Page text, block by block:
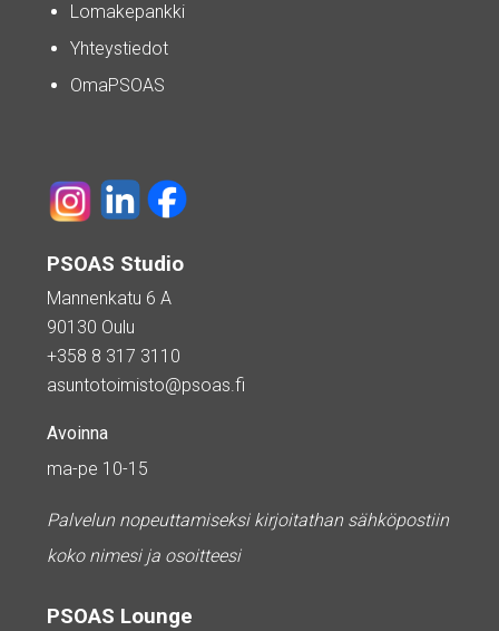
Lomakepankki
Yhteystiedot
OmaPSOAS
PSOAS Studio
Mannenkatu 6 A
90130 Oulu
+358 8 317 3110
asuntotoimisto@psoas.fi
Avoinna
ma-pe 10-15
Palvelun nopeuttamiseksi kirjoitathan sähköpostiin
koko nimesi ja osoitteesi
PSOAS Lounge